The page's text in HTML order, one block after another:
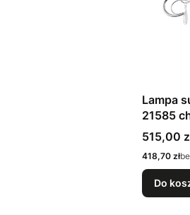
Lampa
21585
Cena
515,00
Cena
418,70 zł
Do